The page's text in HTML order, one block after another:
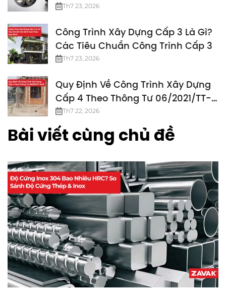
Th7 23, 2026
Công Trình Xây Dựng Cấp 3 Là Gì?
Các Tiêu Chuẩn Công Trình Cấp 3
Th7 23, 2026
Quy Định Về Công Trình Xây Dựng
Cấp 4 Theo Thông Tư 06/2021/TT-
BXD
Th7 22, 2026
Bài viết cùng chủ đề